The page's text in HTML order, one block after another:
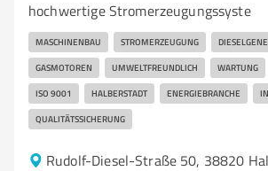
hochwertige Stromerzeugungssyste
MASCHINENBAU STROMERZEUGUNG
GASMOTOREN UMWELTFREUNDLICH WARTUNG
ISO 9001 HALBERSTADT ENERGIEBRANCHE
QUALITÄTSSICHERUNG
Rudolf-Diesel-Straße 50, 38820